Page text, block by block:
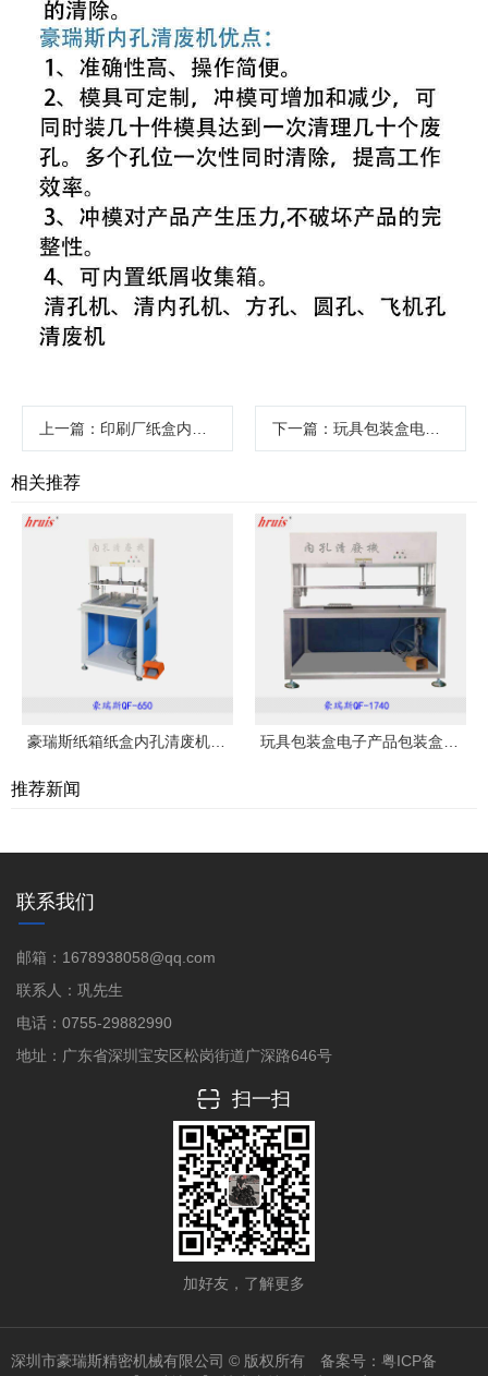
上一篇 ：印刷厂纸盒内孔彩盒清废机QF-1080 下一篇 ：玩具包装盒电子产品包装盒彩盒纸箱内孔清废机豪瑞斯QF-1740
相关推荐
推荐新闻
联系我们
邮箱：1678938058@qq.com
联系人：巩先生
电话：0755-29882990
地址：广东省深圳宝安区松岗街道广深路646号
扫一扫
加好友，了解更多
深圳市豪瑞斯精密机械有限公司 © 版权所有 备案号： 粤ICP备